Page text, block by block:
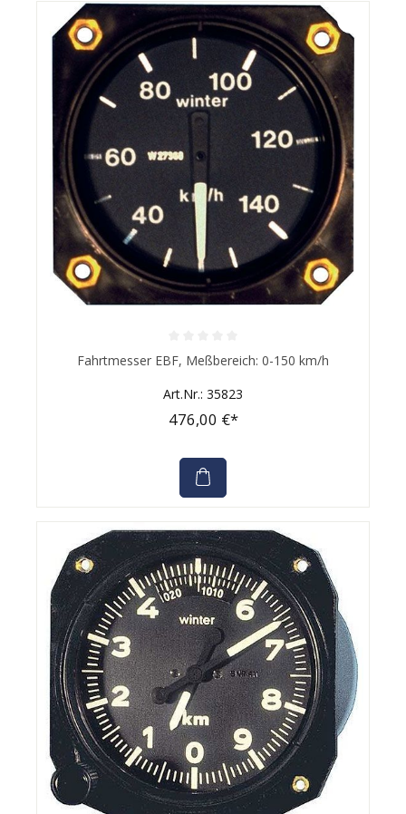
Durchschnittliche Bewertung von 0 von 5 Sternen
Fahrtmesser EBF, Meßbereich: 0-150 km/h
Art.Nr.: 35823
476,00 €*